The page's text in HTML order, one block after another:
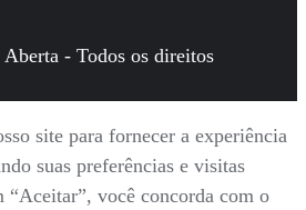
- Todos os direitos
site para fornecer a experiência
suas preferências e visitas
“Aceitar”, você concorda com o